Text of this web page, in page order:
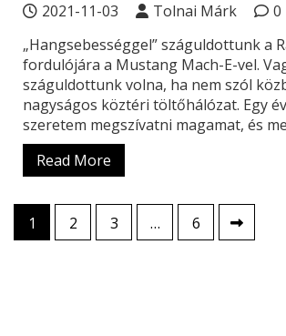
2021-11-03 Tolnai Márk
0
„Hangsebességgel” száguldottunk a
fordulójára a Mustang Mach-E-vel.
száguldottunk volna, ha nem szól
nagyságos köztéri töltőhálózat. Egy
szeretem megszívatni magamat, és
Read More
Bejegyzések
lapozása
1 2 3 … 6